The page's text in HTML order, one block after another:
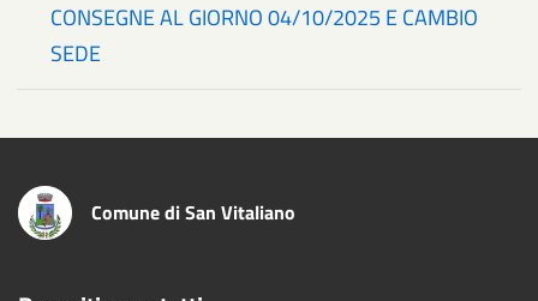
CONSEGNE AL GIORNO 04/10/2025 E CAMBIO
SEDE
Comune di San Vitaliano